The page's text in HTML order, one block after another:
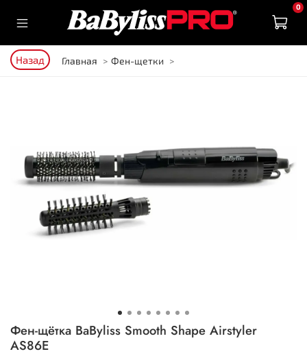
0
Назад Главная Фен-щетки
Фен-щётка BaByliss Smooth Shape Airstyler
AS86E